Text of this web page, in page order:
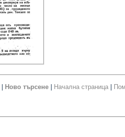
Ново търсене Начална страница